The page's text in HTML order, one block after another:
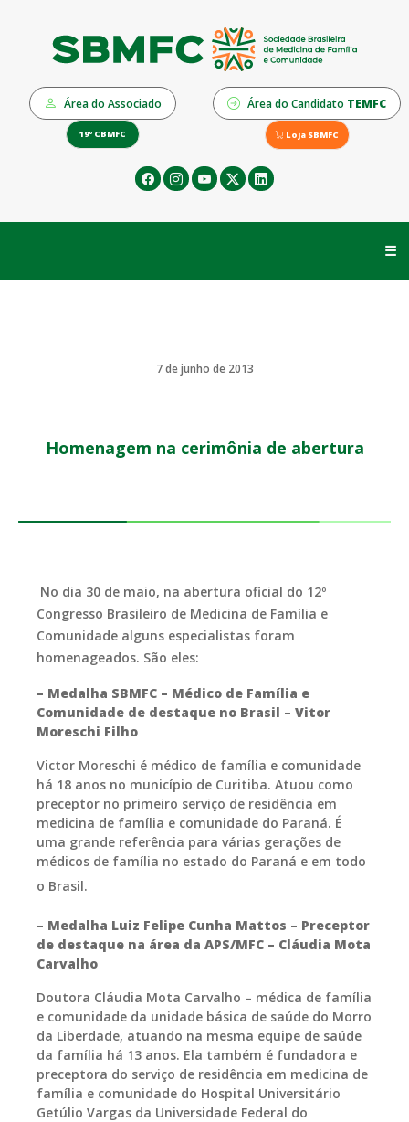
Área do Associado Área do Candidato TEMFC
19º CBMFC Loja SBMFC
☰
7 de junho de 2013
Homenagem na cerimônia de abertura
No dia 30 de maio, na abertura oficial do 12º
Congresso Brasileiro de Medicina de Família e
Comunidade alguns especialistas foram
homenageados. São eles:
– Medalha SBMFC – Médico de Família e
Comunidade de destaque no Brasil – Vitor
Moreschi Filho
Victor Moreschi é médico de família e comunidade
há 18 anos no município de Curitiba. Atuou como
preceptor no primeiro serviço de residência em
medicina de família e comunidade do Paraná. É
uma grande referência para várias gerações de
médicos de família no estado do Paraná e em todo
o Brasil.
– Medalha Luiz Felipe Cunha Mattos – Preceptor
de destaque na área da APS/MFC – Cláudia Mota
Carvalho
Doutora Cláudia Mota Carvalho – médica de família
e comunidade da unidade básica de saúde do Morro
da Liberdade, atuando na mesma equipe de saúde
da família há 13 anos. Ela também é fundadora e
preceptora do serviço de residência em medicina de
família e comunidade do Hospital Universitário
Getúlio Vargas da Universidade Federal do